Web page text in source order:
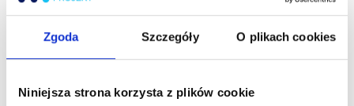
Zgoda Szczegóły O plikach cookies
Niniejsza strona korzysta z plików cookie
3.14 Meridian Serca
3.15 Meridian Jelita Cienkiego